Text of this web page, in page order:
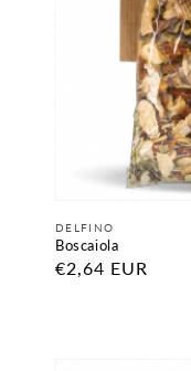
Fornitore:
DELFINO
Boscaiola
Prezzo
€2,64 EUR